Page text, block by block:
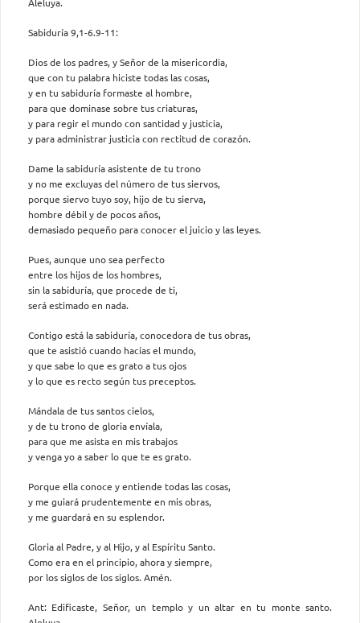
Sabiduría 9,1-6.9-11:
Dios de los padres, y Señor de la misericordia,
que con tu palabra hiciste todas las cosas,
y en tu sabiduría formaste al hombre,
para que dominase sobre tus criaturas,
y para regir el mundo con santidad y justicia,
y para administrar justicia con rectitud de corazón.
Dame la sabiduría asistente de tu trono
y no me excluyas del número de tus siervos,
porque siervo tuyo soy, hijo de tu sierva,
hombre débil y de pocos años,
demasiado pequeño para conocer el juicio y las leyes.
Pues, aunque uno sea perfecto
entre los hijos de los hombres,
sin la sabiduría, que procede de ti,
será estimado en nada.
Contigo está la sabiduría, conocedora de tus obras,
que te asistió cuando hacías el mundo,
y que sabe lo que es grato a tus ojos
y lo que es recto según tus preceptos.
Mándala de tus santos cielos,
y de tu trono de gloria envíala,
para que me asista en mis trabajos
y venga yo a saber lo que te es grato.
Porque ella conoce y entiende todas las cosas,
y me guiará prudentemente en mis obras,
y me guardará en su esplendor.
Gloria al Padre, y al Hijo, y al Espíritu Santo.
Como era en el principio, ahora y siempre,
por los siglos de los siglos. Amén.
Ant: Edificaste, Señor, un templo y un altar en tu monte santo.